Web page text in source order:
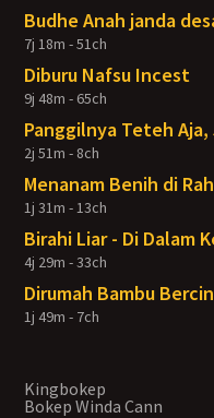
Budhe Anah janda
7j 18m - 51ch
Diburu Nafsu Incest
9j 48m - 65ch
Panggilnya Teteh
2j 51m - 8ch
Menanam Benih di
1j 31m - 13ch
Birahi Liar - Di Dalam
4j 29m - 33ch
Dirumah Bambu
1j 49m - 7ch
Kingbokep
Bokep Winda Cann